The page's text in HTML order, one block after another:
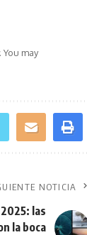
. You may
NOTICIA
las
la boca